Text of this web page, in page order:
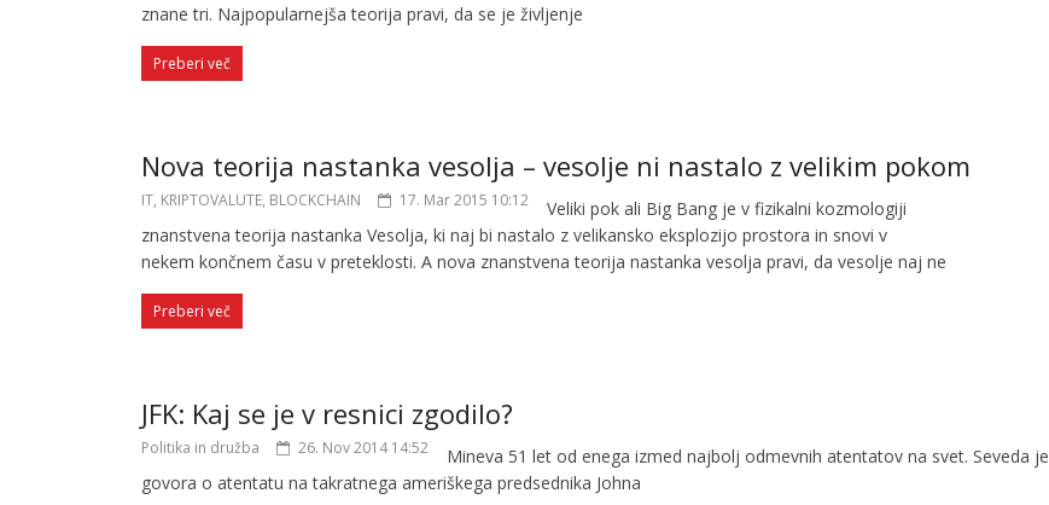
znane tri. Najpopularnejša teorija pravi, da se je življenje
Preberi več
Nova teorija nastanka vesolja – vesolje ni nastalo z velikim pokom
IT, KRIPTOVALUTE, BLOCKCHAIN 17. Mar 2015 10:12
Veliki pok ali Big Bang je v fizikalni kozmologiji
znanstvena teorija nastanka Vesolja, ki naj bi nastalo z velikansko eksplozijo prostora in snovi v
nekem končnem času v preteklosti. A nova znanstvena teorija nastanka vesolja pravi, da vesolje naj ne
Preberi več
JFK: Kaj se je v resnici zgodilo?
Politika in družba 26. Nov 2014 14:52
Mineva 51 let od enega izmed najbolj odmevnih atentatov na svet. Seveda je
govora o atentatu na takratnega ameriškega predsednika Johna